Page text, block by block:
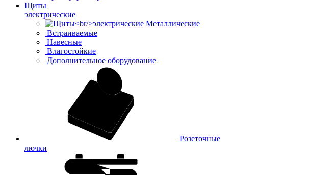
Щиты
электрические
Металлические
Встраиваемые
Навесные
Влагостойкие
Дополнительное оборудование
Розеточные
лючки